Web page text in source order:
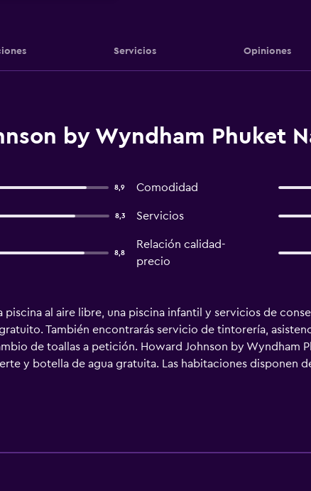
Servicios Opiniones
by Wyndham Phuket
8,9 Comodidad
8,3 Servicios
8,8
Relación calidad-
precio
al aire libre, una piscina infantil y servicios de
También encontrarás servicio de tintorería,
de toallas a petición. Howard Johnson by Wyndham
y botella de agua gratuita. Las habitaciones disponen
baños están equipados con ducha con cabezal de
pueden navegar por la web gracias a nuestro